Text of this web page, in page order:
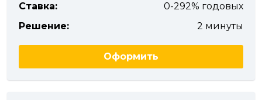
Ставка:
0-292% годовых
Решение:
2 минуты
Оформить